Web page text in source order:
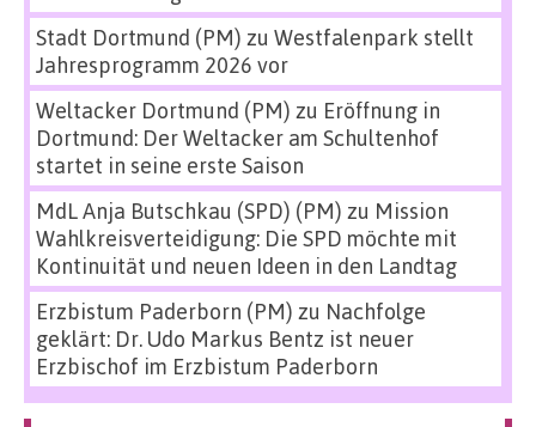
Stadt Dortmund (PM) zu Westfalenpark stellt
Jahresprogramm 2026 vor
Weltacker Dortmund (PM) zu Eröffnung in
Dortmund: Der Weltacker am Schultenhof
startet in seine erste Saison
MdL Anja Butschkau (SPD) (PM) zu Mission
Wahlkreisverteidigung: Die SPD möchte mit
Kontinuität und neuen Ideen in den Landtag
Erzbistum Paderborn (PM) zu Nachfolge
geklärt: Dr. Udo Markus Bentz ist neuer
Erzbischof im Erzbistum Paderborn